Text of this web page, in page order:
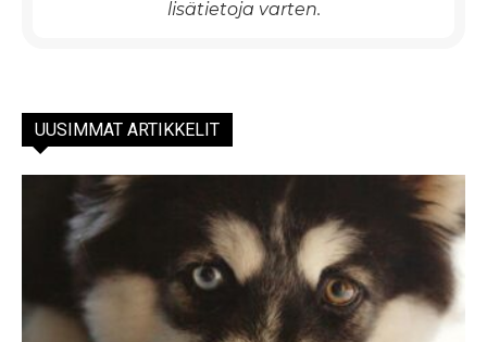
lisätietoja varten.
UUSIMMAT ARTIKKELIT